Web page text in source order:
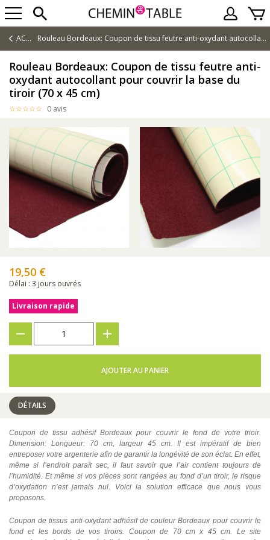
ACCUEIL Rouleau Bordeaux: Coupon de tissu feutre anti-oxydant autocollant pour couvrir la base du tiroir (70 x 45 cm)
Rouleau Bordeaux: Coupon de tissu feutre anti-
oxydant autocollant pour couvrir la base du
tiroir (70 x 45 cm)
0 avis
19,50 €
Délai : 3 jours ouvrés
Livraison rapide
AJOUTER AU PANIER
DÉTAILS
Coupon de tissu adhésif Bordeaux pour couvrir le fond de votre trioir.
Dimension: Longueur: 70 cm, largeur 45 cm. Il est impératif de bien
entreposer votre argenterie afin de garantir la longévité de son éclat. En effet,
même si l’endroit paraît sec, il faut savoir que l’air contient toujours de
l’humidité. Et même si vos pièces sont rangées au fond d’un tiroir, le risque
d’oxydation n’est jamais nul. Voici la solution efficace que nous vous
proposons.
Coupon de tissus anti-oxydant adhésif de couleur Bordeaux pour couvrir le
fond et les bords de vos tiroirs. Coupon de 70 cm x 45 cm. Le site